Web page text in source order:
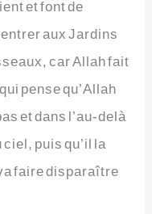
et font de
aux Jardins
car Allah fait
pense qu’Allah
et dans l’au-delà
puis qu’il la
faire disparaître